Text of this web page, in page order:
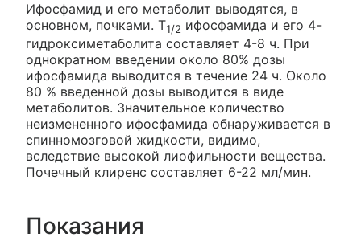
Ифосфамид и его метаболит выводятся, в
основном, почками. T1/2 ифосфамида и его 4-
гидроксиметаболита составляет 4-8 ч. При
однократном введении около 80% дозы
ифосфамида выводится в течение 24 ч. Около
80 % введенной дозы выводится в виде
метаболитов. Значительное количество
неизмененного ифосфамида обнаруживается в
спинномозговой жидкости, видимо,
вследствие высокой лиофильности вещества.
Почечный клиренс составляет 6-22 мл/мин.
Показания